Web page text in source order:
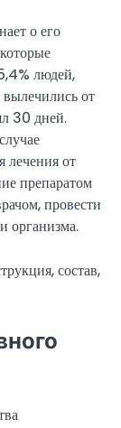
о его
людей,
от
30 дней.
лечения от
препаратом
провести
организма.